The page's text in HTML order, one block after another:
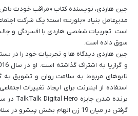
جین هاردی، نویسنده کتاب «مراقب خودت
مدیرعامل بنیاد «بلورت» است؛ یک شرکت
است. تجربیات شخصی هاردی با افسردگی و
سوق داده است.
جین هاردی دیدگاه ها و تجربیات خود را در
تابوهای مربوط به سلامت روان و تشویق به
استفاده از اینترنت برای ایجاد تغییرات
گرفتن در میان 19 زن الهام بخش پیشرو در سلامت روان اشاره کرد.